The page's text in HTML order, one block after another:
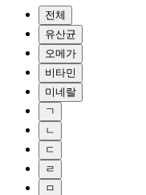
전체
유산균
오메가
비타민
미네랄
ㄱ
ㄴ
ㄷ
ㄹ
ㅁ